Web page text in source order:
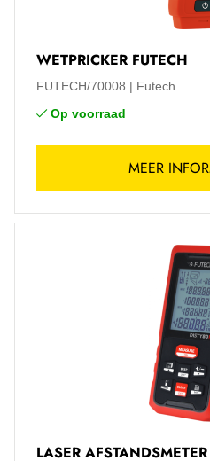
WETPRICKER FUTECH
FUTECH/70008
Futech
Op voorraad
MEER
LASER